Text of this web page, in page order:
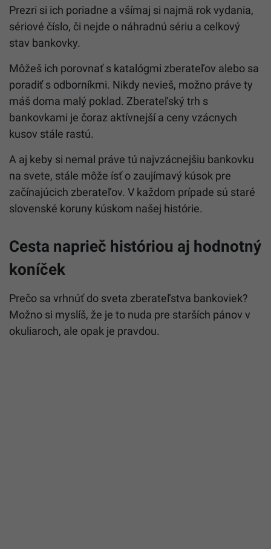
Prezri si ich poriadne a všímaj si najmä rok vydania,
sériové číslo, či nejde o náhradnú sériu a celkový
stav bankovky.
Môžeš ich porovnať s katalógmi zberateľov alebo sa
poradiť s odborníkmi. Nikdy nevieš, možno práve ty
máš doma malý poklad. Zberateľský trh s
bankovkami je čoraz aktívnejší a ceny vzácnych
kusov stále rastú.
A aj keby si nemal práve tú najvzácnejšiu bankovku
na svete, stále môže ísť o zaujímavý kúsok pre
začínajúcich zberateľov. V každom prípade sú staré
slovenské koruny kúskom našej histórie.
Cesta naprieč históriou aj hodnotný
koníček
Prečo sa vrhnúť do sveta zberateľstva bankoviek?
Možno si myslíš, že je to nuda pre starších pánov v
okuliaroch, ale opak je pravdou.